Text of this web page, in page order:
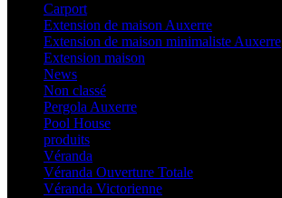
Carport(36)
Extension de maison Auxerre
Extension de maison minimaliste Auxerre
Extension maison
News
Non classé
Pergola Auxerre
Pool House
produits
Véranda
Véranda Ouverture Totale
Véranda Victorienne